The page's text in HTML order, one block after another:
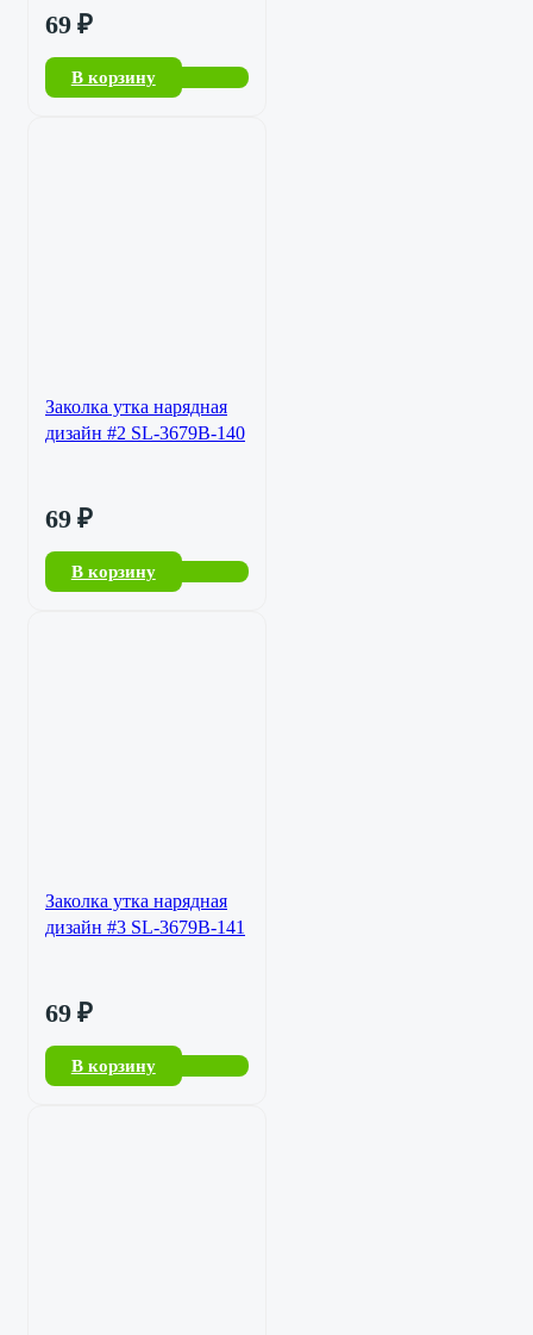
69 ₽
В корзину
Заколка утка нарядная
дизайн #2 SL-3679B-140
69 ₽
В корзину
Заколка утка нарядная
дизайн #3 SL-3679B-141
69 ₽
В корзину